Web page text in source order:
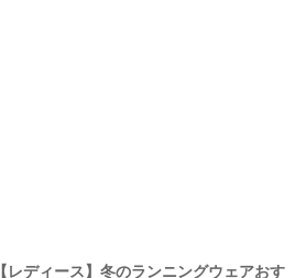
【レディース】冬のランニングウェアおす